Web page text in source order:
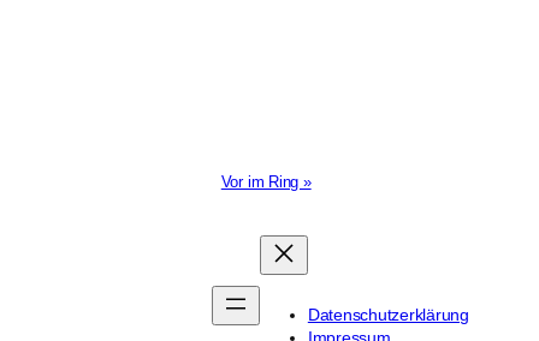
Vor im Ring »
Datenschutzerklärung